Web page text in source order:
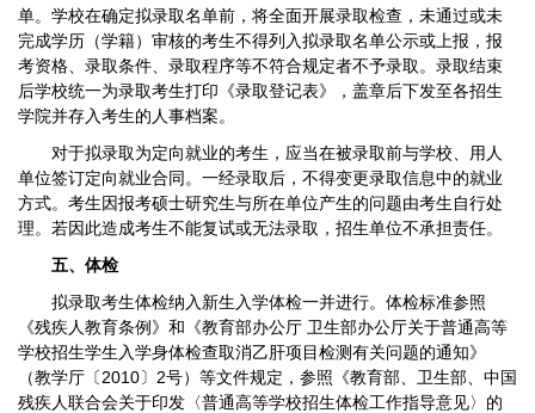
单。学校在确定拟录取名单前，将全面开展录取检查，未通过或未
完成学历（学籍）审核的考生不得列入拟录取名单公示或上报，报
考资格、录取条件、录取程序等不符合规定者不予录取。录取结束
后学校统一为录取考生打印《录取登记表》，盖章后下发至各招生
学院并存入考生的人事档案。
对于拟录取为定向就业的考生，应当在被录取前与学校、用人
单位签订定向就业合同。一经录取后，不得变更录取信息中的就业
方式。考生因报考硕士研究生与所在单位产生的问题由考生自行处
理。若因此造成考生不能复试或无法录取，招生单位不承担责任。
五、体检
拟录取考生体检纳入新生入学体检一并进行。体检标准参照
《残疾人教育条例》和《教育部办公厅 卫生部办公厅关于普通高等
学校招生学生入学身体检查取消乙肝项目检测有关问题的通知》
（教学厅〔2010〕2号）等文件规定，参照《教育部、卫生部、中国
残疾人联合会关于印发〈普通高等学校招生体检工作指导意见〉的